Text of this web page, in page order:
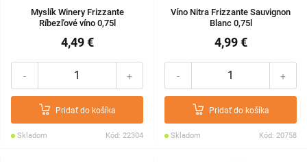
Myslík Winery Frizzante
Ríbezľové víno 0,75l
4,49 €
- +
Pridať do košíka
Skladom Kód: 22304
Víno Nitra Frizzante Sauvignon
Blanc 0,75l
4,99 €
- +
Pridať do košíka
Skladom Kód: 20758